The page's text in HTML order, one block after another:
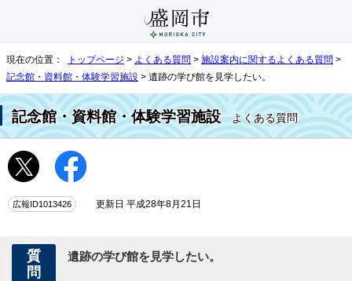
現在の位置： トップページ > よくある質問 > 施設案内に関するよくある質問 >
記念館・資料館・体験学習施設 > 遺跡の学び館を見学したい。
記念館・資料館・体験学習施設よくある質問
広報ID1013426 更新日 平成28年8月21日
質
問
遺跡の学び館を見学したい。